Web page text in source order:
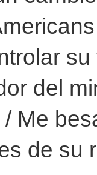
del
Me
de su